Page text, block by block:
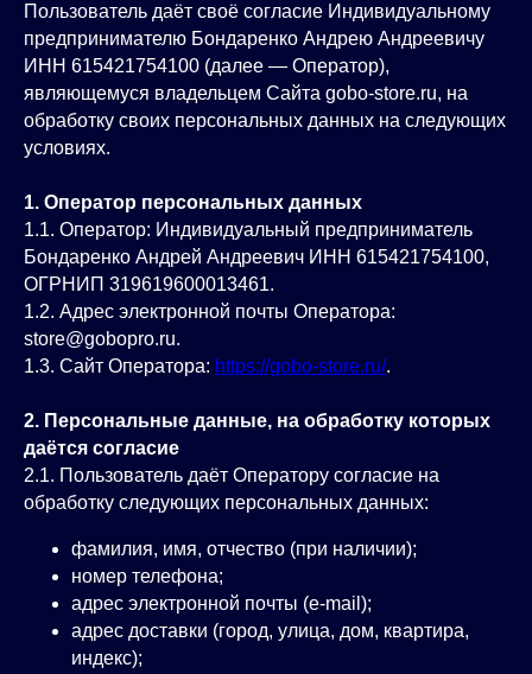
Пользователь даёт своё согласие Индивидуальному
предпринимателю Бондаренко Андрею Андреевичу
ИНН 615421754100 (далее — Оператор),
являющемуся владельцем Сайта gobo-store.ru, на
обработку своих персональных данных на следующих
условиях.
1. Оператор персональных данных
1.1. Оператор: Индивидуальный предприниматель
Бондаренко Андрей Андреевич ИНН 615421754100,
ОГРНИП 319619600013461.
1.2. Адрес электронной почты Оператора:
store@gobopro.ru.
1.3. Сайт Оператора: https://gobo-store.ru/.
2. Персональные данные, на обработку которых
даётся согласие
2.1. Пользователь даёт Оператору согласие на
обработку следующих персональных данных:
фамилия, имя, отчество (при наличии);
номер телефона;
адрес электронной почты (e‑mail);
адрес доставки (город, улица, дом, квартира,
индекс);